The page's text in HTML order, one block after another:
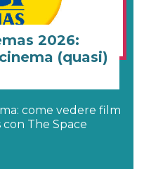
2026:
(quasi)
come vedere film
con The Space